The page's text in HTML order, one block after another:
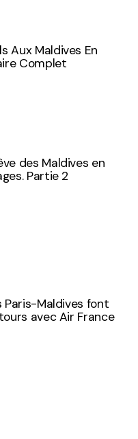
Aux Maldives En
Complet
des Maldives en
Partie 2
Paris-Maldives font
avec Air France